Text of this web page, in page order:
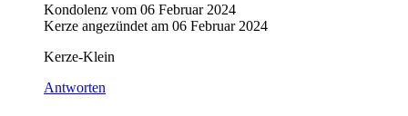
Kondolenz vom 06 Februar 2024
Kerze angezündet am 06 Februar 2024
Kerze-Klein
Antworten